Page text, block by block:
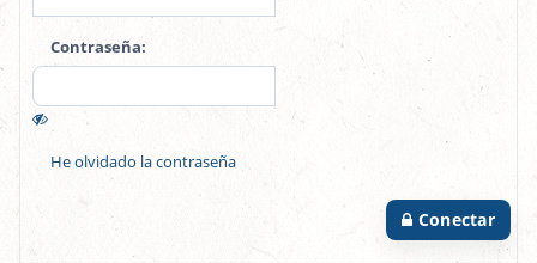
Contraseña:
He olvidado la contraseña
Conectar